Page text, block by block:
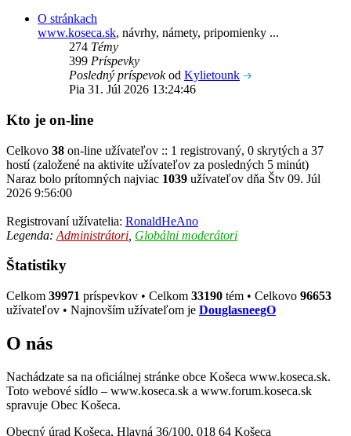
O stránkach
www.koseca.sk, návrhy, námety, pripomienky ...
274 Témy
399 Príspevky
Posledný príspevokod Kylietounk
Pia 31. Júl 2026 13:24:46
Kto je on-line
Celkovo 38 on-line užívateľov :: 1 registrovaný, 0 skrytých a 37
hostí (založené na aktivite užívateľov za posledných 5 minút)
Naraz bolo prítomných najviac 1039 užívateľov dňa Štv 09. Júl
2026 9:56:00
Registrovaní užívatelia: RonaldHeAno
Legenda: Administrátori Globálni moderátori
Štatistiky
Celkom 39971 príspevkov • Celkom 33190 tém • Celkovo 96653
užívateľov • Najnovším užívateľom je DouglasneegO
O nás
Nachádzate sa na oficiálnej stránke obce Košeca www.koseca.sk.
Toto webové sídlo – www.koseca.sk a www.forum.koseca.sk
spravuje Obec Košeca.
Obecný úrad Košeca, Hlavná 36/100, 018 64 Košeca